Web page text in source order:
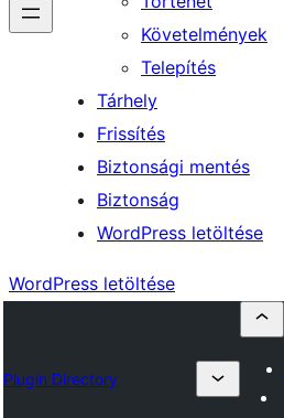
Követelmények
Telepítés
Tárhely
Frissítés
Biztonsági mentés
Biztonság
WordPress letöltése
WordPress letöltése
Plugin Directory